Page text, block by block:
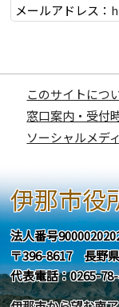
メールアドレス：
このサイトにつ
窓口案内・受付
ソーシャルメデ
伊那市役
法人番号
〒396-8617 長野
代表電話：0265-